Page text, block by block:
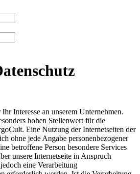
Interesse an unserem Unternehmen.
hohen Stellenwert für die
Eine Nutzung der Internetseiten der
ohne jede Angabe personenbezogener
betroffene Person besondere Services
unsere Internetseite in Anspruch
eine Verarbeitung